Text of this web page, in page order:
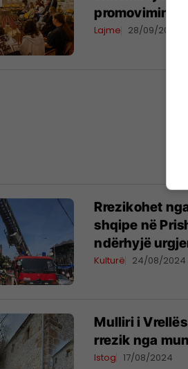
promovimin e
Lajme 28/09/2024
Rrezikohet
shqipe në
ndërhyjë
Kulturë 24/08/2024
Mulliri i
rrezik nga
Istog 17/08/2024